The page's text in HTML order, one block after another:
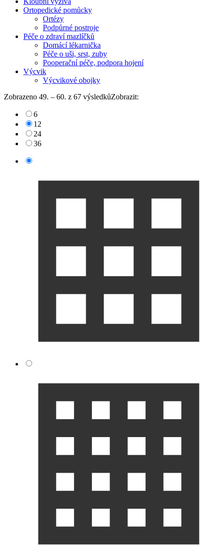
Ortopedické pomůcky
Ortézy
Podpůrné postroje
Péče o zdraví mazlíčků
Domácí lékarnička
Péče o uši, srst, zuby
Pooperační péče, podpora hojení
Výcvik
Výcvikové obojky
Zobrazeno 49. – 60. z 67 výsledkůZobrazit:
6
12
24
36